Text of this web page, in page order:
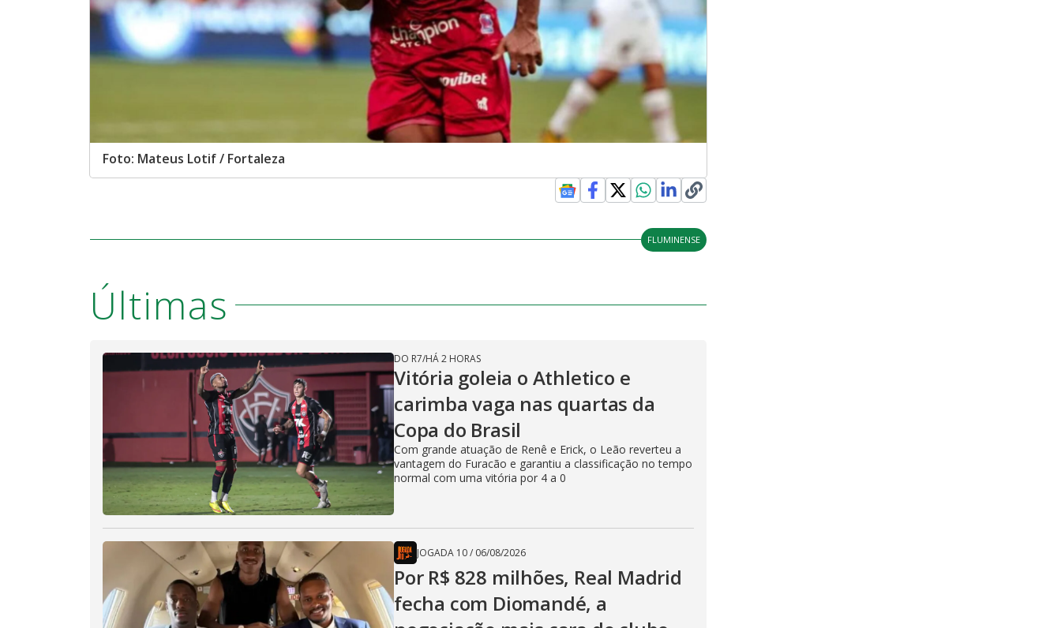
Foto: Mateus Lotif / Fortaleza
FLUMINENSE
Últimas
DO R7/HÁ 2 HORAS
Vitória goleia o Athletico e
carimba vaga nas quartas da
Copa do Brasil
Com grande atuação de Renê e Erick, o Leão reverteu a
vantagem do Furacão e garantiu a classificação no tempo
normal com uma vitória por 4 a 0
JOGADA 10/ 06/08/2026
Por R$ 828 milhões, Real Madrid
fecha com Diomandé, a